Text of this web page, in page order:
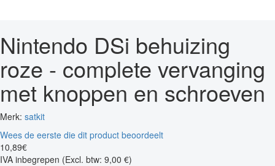
Nintendo DSi behuizing
roze - complete vervanging
met knoppen en schroeven
Merk: satkit
Wees de eerste die dit product beoordeelt
10,89€
IVA inbegrepen (Excl. btw: 9,00 €)